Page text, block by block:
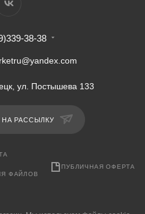
38-38
ул. Постышева 133
РАССЫЛКУ
ФАЙЛОВ
ПУБЛИЧНАЯ ОФЕРТА